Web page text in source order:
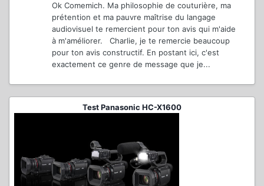
Ok Comemich. Ma philosophie de couturière, ma
prétention et ma pauvre maîtrise du langage
audiovisuel te remercient pour ton avis qui m'aide
à m'améliorer. Charlie, je te remercie beaucoup
pour ton avis constructif. En postant ici, c'est
exactement ce genre de message que je...
Test Panasonic HC-X1600